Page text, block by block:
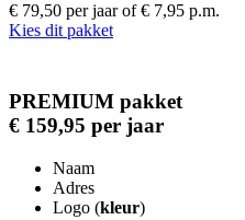
€ 79,50 per jaar of € 7,95 p.m.
Kies dit pakket
PREMIUM pakket
€ 159,95 per jaar
Naam
Adres
Logo (kleur)